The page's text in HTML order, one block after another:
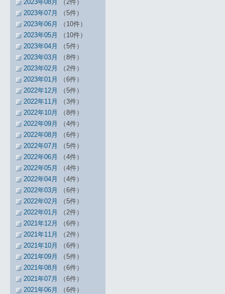
2023年08月
（2件）
2023年07月
（5件）
2023年06月
（10件）
2023年05月
（10件）
2023年04月
（5件）
2023年03月
（8件）
2023年02月
（2件）
2023年01月
（6件）
2022年12月
（5件）
2022年11月
（3件）
2022年10月
（8件）
2022年09月
（4件）
2022年08月
（6件）
2022年07月
（5件）
2022年06月
（4件）
2022年05月
（4件）
2022年04月
（4件）
2022年03月
（6件）
2022年02月
（5件）
2022年01月
（2件）
2021年12月
（6件）
2021年11月
（2件）
2021年10月
（6件）
2021年09月
（5件）
2021年08月
（6件）
2021年07月
（6件）
2021年06月
（6件）